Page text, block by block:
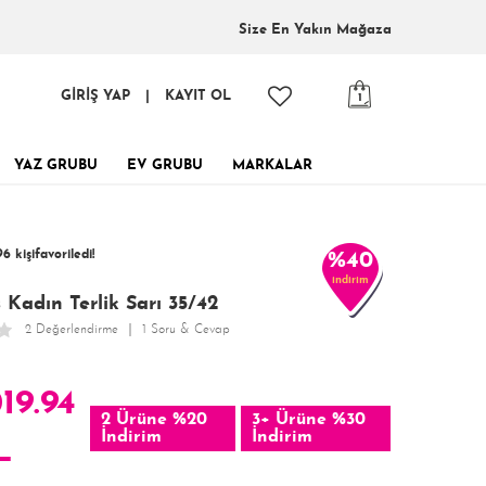
Size En Yakın Mağaza
1
GİRİŞ YAP KAYIT OL
YAZ GRUBU EV GRUBU MARKALAR
kişifavoriledi!
Terlik Sarı 35/42
2 Değerlendirme 1 Soru & Cevap
%40
indirim
2 Ürüne %20
İndirim
3+ Ürüne %30
İndirim